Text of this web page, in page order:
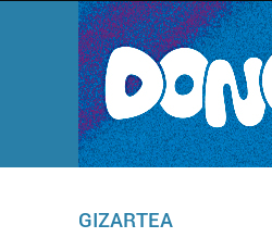
GIZARTEA